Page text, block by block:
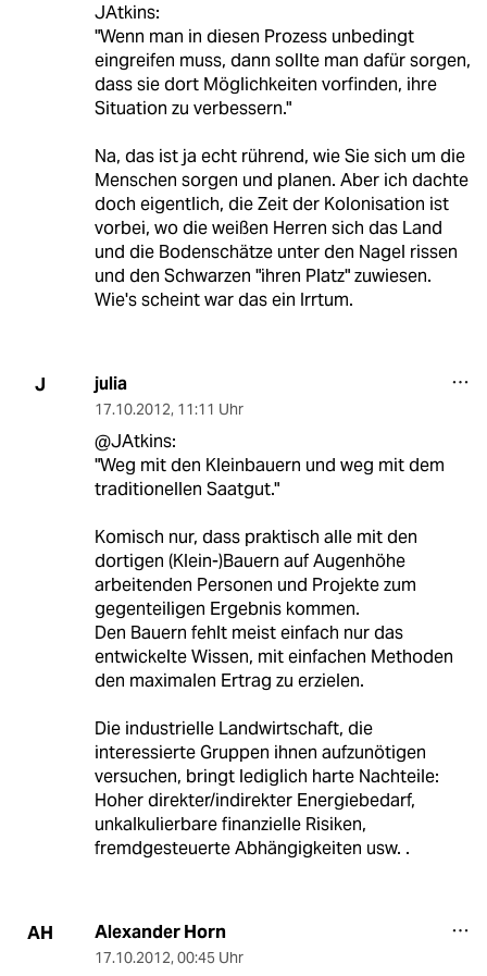
JAtkins:
"Wenn man in diesen Prozess unbedingt
eingreifen muss, dann sollte man dafür sorgen,
dass sie dort Möglichkeiten vorfinden, ihre
Situation zu verbessern."
Na, das ist ja echt rührend, wie Sie sich um die
Menschen sorgen und planen. Aber ich dachte
doch eigentlich, die Zeit der Kolonisation ist
vorbei, wo die weißen Herren sich das Land
und die Bodenschätze unter den Nagel rissen
und den Schwarzen "ihren Platz" zuwiesen.
Wie's scheint war das ein Irrtum.
J julia
17.10.2012, 11:11 Uhr
@JAtkins:
"Weg mit den Kleinbauern und weg mit dem
traditionellen Saatgut."
Komisch nur, dass praktisch alle mit den
dortigen (Klein-)Bauern auf Augenhöhe
arbeitenden Personen und Projekte zum
gegenteiligen Ergebnis kommen.
Den Bauern fehlt meist einfach nur das
entwickelte Wissen, mit einfachen Methoden
den maximalen Ertrag zu erzielen.
Die industrielle Landwirtschaft, die
interessierte Gruppen ihnen aufzunötigen
versuchen, bringt lediglich harte Nachteile:
Hoher direkter/indirekter Energiebedarf,
unkalkulierbare finanzielle Risiken,
fremdgesteuerte Abhängigkeiten usw. .
AH Alexander Horn
17.10.2012, 00:45 Uhr